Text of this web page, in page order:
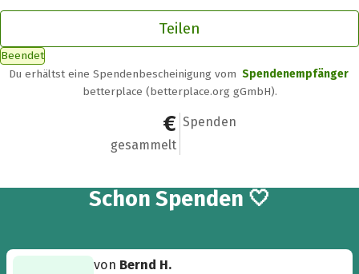
Teilen
Beendet
Du erhältst eine Spendenbescheinigung vom Spendenempfänger
betterplace (betterplace.org gGmbH).
1.690 €
gesammelt
18
Spenden
Schon 18
Spenden 🤍
von Bernd H.